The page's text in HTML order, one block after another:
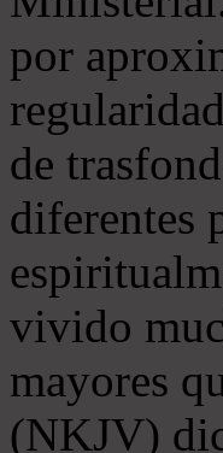
por
de
diferentes
vivido
mayores
(NKJV)